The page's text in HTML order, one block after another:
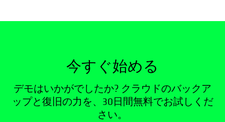
今すぐ始める
デモはいかがでしたか? クラウドのバックア
ップと復旧の力を、30日間無料でお試しくだ
さい。